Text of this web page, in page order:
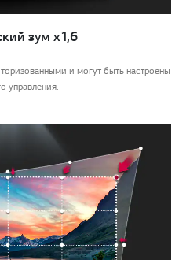
зум x1,6
и могут быть настроены
управления.